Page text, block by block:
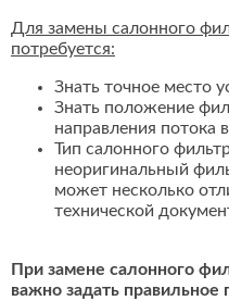
Для замены салонного
потребуется:
Знать точное место
Знать положение
направления потока
Тип салонного
неоригинальный
может несколько
технической
При замене салонного
важно задать